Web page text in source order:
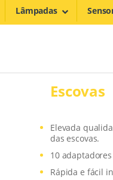
Lâmpadas
Escovas
Elevada
das escovas.
10
Rápida e fácil